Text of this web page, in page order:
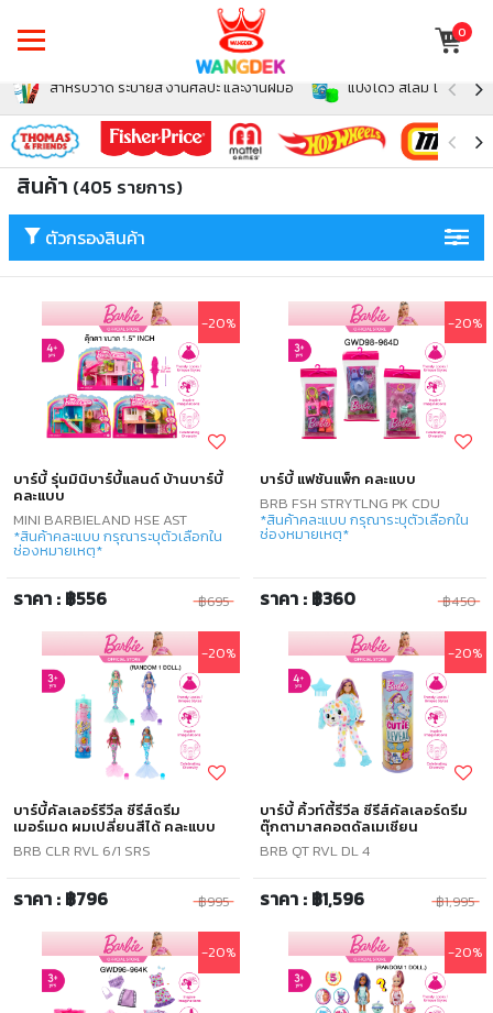
0
สำหรับวาด ระบายสี งานศิลปะ และงานฝีมือ แป้งโดว์ สไลม์ โฟม สำห
สินค้า (405 รายการ)
ตัวกรองสินค้า
-20%
บาร์บี้ รุ่นมินิบาร์บี้แลนด์ บ้านบาร์บี้
คละแบบ
MINI BARBIELAND HSE AST
*สินค้าคละแบบ กรุณาระบุตัวเลือกใน
ช่องหมายเหตุ*
ราคา : ฿556 ฿695
-20%
บาร์บี้ แฟชันแพ็ก คละแบบ
BRB FSH STRYTLNG PK CDU
*สินค้าคละแบบ กรุณาระบุตัวเลือกใน
ช่องหมายเหตุ*
ราคา : ฿360 ฿450
-20%
บาร์บี้คัลเลอร์รีวีล ซีรีส์ดรีม
เมอร์เมด ผมเปลี่ยนสีได้ คละแบบ
BRB CLR RVL 6/1 SRS
ราคา : ฿796 ฿995
-20%
บาร์บี้ คิ้วท์ตี้รีวีล ซีรีส์คัลเลอร์ดรีม
ตุ๊กตามาสคอตดัลเมเชียน
BRB QT RVL DL 4
ราคา : ฿1,596 ฿1,995
-20% -20%